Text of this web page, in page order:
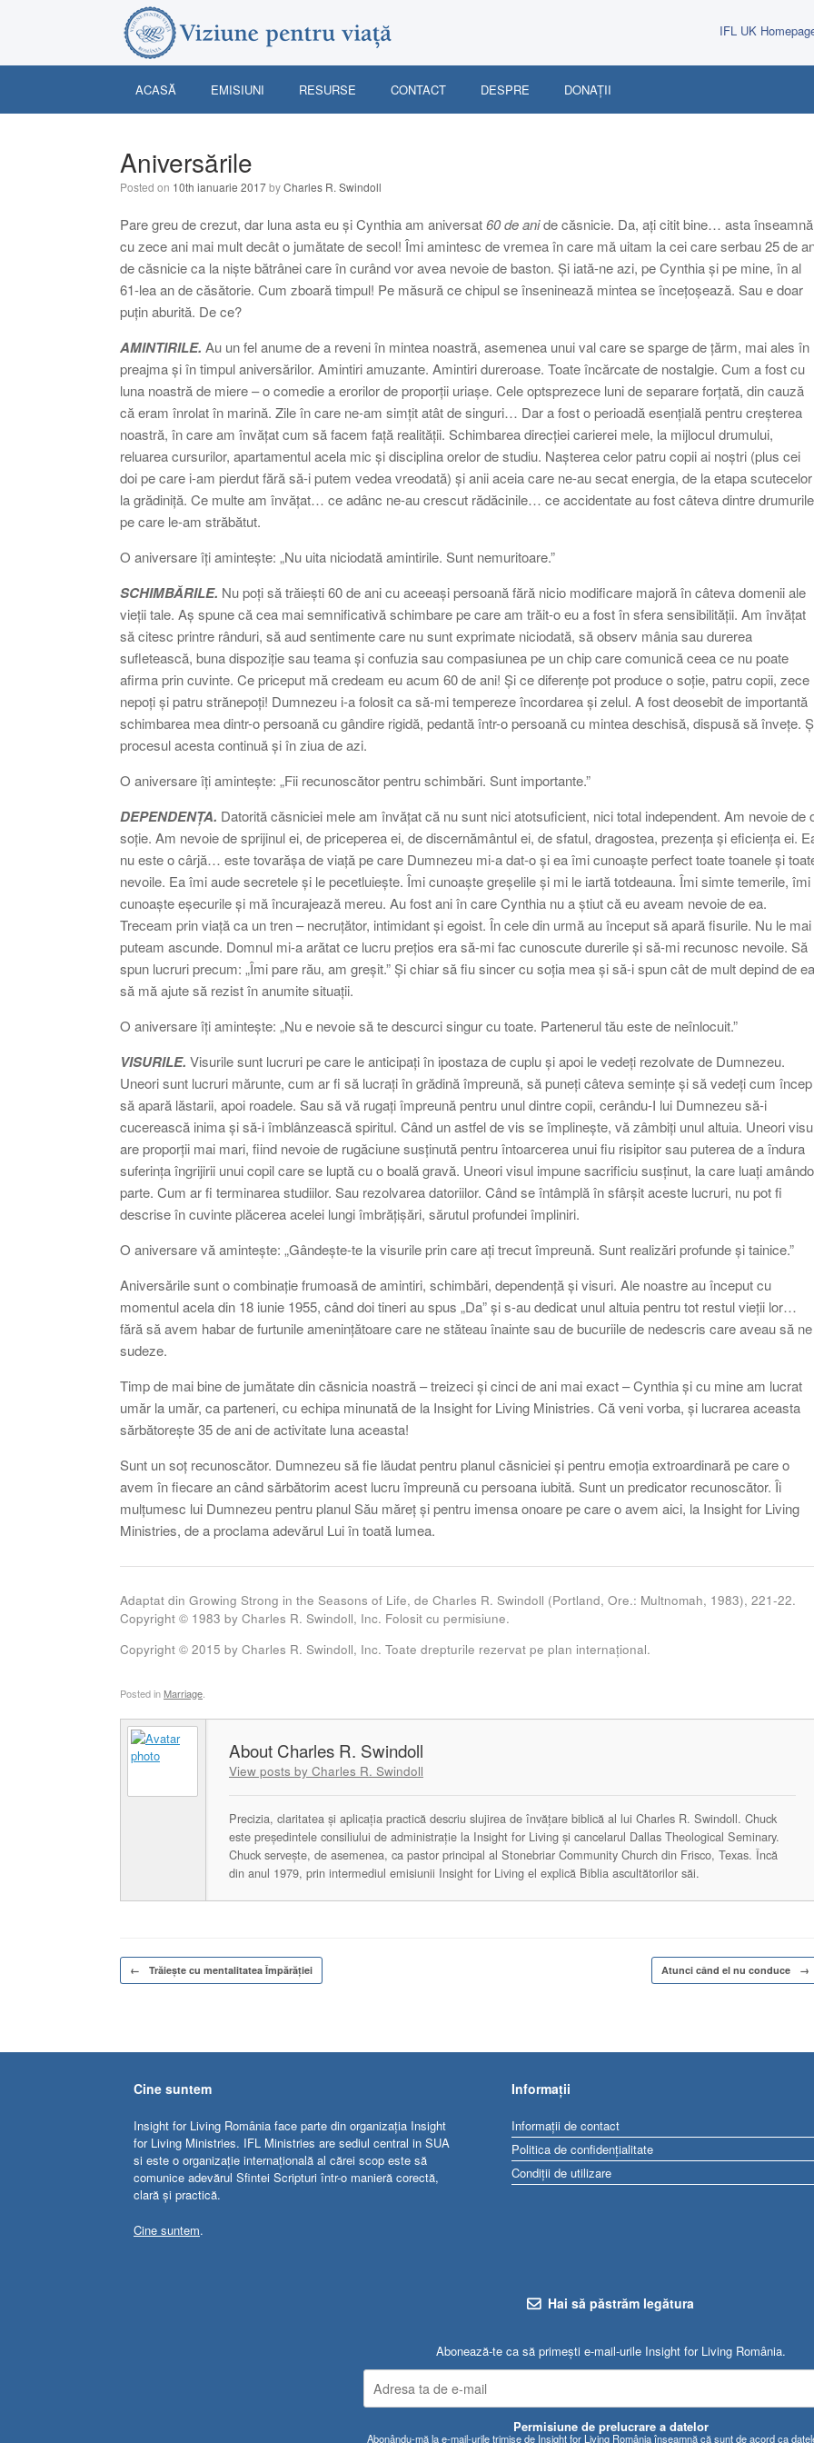
IFL UK
ACASĂ EMISIUNI RESURSE CONTACT DESPRE DONAȚII
Aniversările
Posted on 10th ianuarie 2017byCharles R. Swindoll
Pare greu de crezut, dar luna asta eu și Cynthia am aniversat60 de anide căsnicie. Da, ați citit bine… asta înseamnă
cu zece ani mai mult decât o jumătate de secol! Îmi amintesc de vremea în care mă uitam la cei care serbau 25 de
de căsnicie ca la niște bătrânei care în curând vor avea nevoie de baston. Și iată-ne azi, pe Cynthia și pe mine, în al
61-lea an de căsătorie. Cum zboară timpul! Pe măsură ce chipul se înseninează mintea se încețoșează. Sau e doar
puțin aburită. De ce?
AMINTIRILE. Au un fel anume de a reveni în mintea noastră, asemenea unui val care se sparge de țărm, mai ales în
preajma și în timpul aniversărilor. Amintiri amuzante. Amintiri dureroase. Toate încărcate de nostalgie. Cum a fost cu
luna noastră de miere – o comedie a erorilor de proporții uriașe. Cele optsprezece luni de separare forțată, din cauză
că eram înrolat în marină. Zile în care ne-am simțit atât de singuri… Dar a fost o perioadă esențială pentru creșterea
noastră, în care am învățat cum să facem față realității. Schimbarea direcției carierei mele, la mijlocul drumului,
reluarea cursurilor, apartamentul acela mic și disciplina orelor de studiu. Nașterea celor patru copii ai noștri (plus cei
doi pe care i-am pierdut fără să-i putem vedea vreodată) și anii aceia care ne-au secat energia, de la etapa scutecelor
la grădiniță. Ce multe am învățat… ce adânc ne-au crescut rădăcinile… ce accidentate au fost câteva dintre drumurile
pe care le-am străbătut.
O aniversare îți amintește: „Nu uita niciodată amintirile. Sunt nemuritoare.”
SCHIMBĂRILE. Nu poți să trăiești 60 de ani cu aceeași persoană fără nicio modificare majoră în câteva domenii ale
vieții tale. Aș spune că cea mai semnificativă schimbare pe care am trăit-o eu a fost în sfera sensibilității. Am învățat
să citesc printre rânduri, să aud sentimente care nu sunt exprimate niciodată, să observ mânia sau durerea
sufletească, buna dispoziție sau teama și confuzia sau compasiunea pe un chip care comunică ceea ce nu poate
afirma prin cuvinte. Ce priceput mă credeam eu acum 60 de ani! Și ce diferențe pot produce o soție, patru copii, zece
nepoți și patru strănepoți! Dumnezeu i-a folosit ca să-mi tempereze încordarea și zelul. A fost deosebit de importantă
schimbarea mea dintr-o persoană cu gândire rigidă, pedantă într-o persoană cu mintea deschisă, dispusă să învețe.
procesul acesta continuă și în ziua de azi.
O aniversare îți amintește: „Fii recunoscător pentru schimbări. Sunt importante.”
DEPENDENȚA. Datorită căsniciei mele am învățat că nu sunt nici atotsuficient, nici total independent. Am nevoie de
soție. Am nevoie de sprijinul ei, de priceperea ei, de discernământul ei, de sfatul, dragostea, prezența și eficiența ei.
nu este o cârjă… este tovarășa de viață pe care Dumnezeu mi-a dat-o și ea îmi cunoaște perfect toate toanele și
nevoile. Ea îmi aude secretele și le pecetluiește. Îmi cunoaște greșelile și mi le iartă totdeauna. Îmi simte temerile, îmi
cunoaște eșecurile și mă încurajează mereu. Au fost ani în care Cynthia nu a știut că eu aveam nevoie de ea.
Treceam prin viață ca un tren – necruțător, intimidant și egoist. În cele din urmă au început să apară fisurile. Nu le mai
puteam ascunde. Domnul mi-a arătat ce lucru prețios era să-mi fac cunoscute durerile și să-mi recunosc nevoile. Să
spun lucruri precum: „Îmi pare rău, am greșit.” Și chiar să fiu sincer cu soția mea și să-i spun cât de mult depind de ea
să mă ajute să rezist în anumite situații.
O aniversare îți amintește: „Nu e nevoie să te descurci singur cu toate. Partenerul tău este de neînlocuit.”
VISURILE. Visurile sunt lucruri pe care le anticipați în ipostaza de cuplu și apoi le vedeți rezolvate de Dumnezeu.
Uneori sunt lucruri mărunte, cum ar fi să lucrați în grădină împreună, să puneți câteva semințe și să vedeți cum încep
să apară lăstarii, apoi roadele. Sau să vă rugați împreună pentru unul dintre copii, cerându-I lui Dumnezeu să-i
cucerească inima și să-i îmblânzească spiritul. Când un astfel de vis se împlinește, vă zâmbiți unul altuia. Uneori
are proporții mai mari, fiind nevoie de rugăciune susținută pentru întoarcerea unui fiu risipitor sau puterea de a îndura
suferința îngrijirii unui copil care se luptă cu o boală gravă. Uneori visul impune sacrificiu susținut, la care luați
parte. Cum ar fi terminarea studiilor. Sau rezolvarea datoriilor. Când se întâmplă în sfârșit aceste lucruri, nu pot fi
descrise în cuvinte plăcerea acelei lungi îmbrățișări, sărutul profundei împliniri.
O aniversare vă amintește: „Gândește-te la visurile prin care ați trecut împreună. Sunt realizări profunde și tainice.”
Aniversările sunt o combinație frumoasă de amintiri, schimbări, dependență și visuri. Ale noastre au început cu
momentul acela din 18 iunie 1955, când doi tineri au spus „Da” și s-au dedicat unul altuia pentru tot restul vieții lor…
fără să avem habar de furtunile amenințătoare care ne stăteau înainte sau de bucuriile de nedescris care aveau să ne
sudeze.
Timp de mai bine de jumătate din căsnicia noastră – treizeci și cinci de ani mai exact – Cynthia și cu mine am lucrat
umăr la umăr, ca parteneri, cu echipa minunată de la Insight for Living Ministries. Că veni vorba, și lucrarea aceasta
sărbătorește 35 de ani de activitate luna aceasta!
Sunt un soț recunoscător. Dumnezeu să fie lăudat pentru planul căsniciei și pentru emoția extroardinară pe care o
avem în fiecare an când sărbătorim acest lucru împreună cu persoana iubită. Sunt un predicator recunoscător. Îi
mulțumesc lui Dumnezeu pentru planul Său măreț și pentru imensa onoare pe care o avem aici, la Insight for Living
Ministries, de a proclama adevărul Lui în toată lumea.
Adaptat din Growing Strong in the Seasons of Life, de Charles R. Swindoll (Portland, Ore.: Multnomah, 1983), 221-22.
Copyright © 1983 by Charles R. Swindoll, Inc. Folosit cu permisiune.
Copyright © 2015 by Charles R. Swindoll, Inc. Toate drepturile rezervat pe plan internațional.
Posted in Marriage
Charles R. Swindoll
View posts by Charles R. Swindoll
Precizia, claritatea și aplicația practică descriu slujirea de învățare biblică al lui Charles R. Swindoll. Chuck
este președintele consiliului de administrație la Insight for Living și cancelarul Dallas Theological Seminary.
Chuck servește, de asemenea, ca pastor principal al Stonebriar Community Church din Frisco, Texas. Încă
din anul 1979, prin intermediul emisiunii Insight for Living el explică Biblia ascultătorilor săi.
Post navigation
← Trăieşte cu mentalitatea Împărăţiei Atunci când el nu conduce →
Cine suntem
Insight for Living România face parte din organizația Insight
for Living Ministries. IFL Ministries are sediul central in SUA
si este o organizație internațională al cărei scop este să
comunice adevărul Sfintei Scripturi într-o manieră corectă,
clară și practică.
Cine suntem.
Informații
Informații de contact
Politica de confidențialitate
Condiții de utilizare
Hai să păstrăm legătura
Abonează-te ca să primești e-mail-urile Insight for Living România.
Permisiune de prelucrare a datelor
Abonându-mă la e-mail-urile trimise de Insight for Living România înseamnă că sunt de acord ca